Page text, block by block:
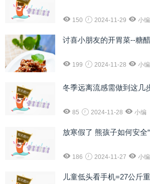
150 2024-11-29 小编
讨喜小朋友的开胃菜--糖醋
199 2024-11-28 小编
冬季远离流感需做到这几
85 2024-11-28 小编
放寒假了 熊孩子如何安全
186 2024-11-27 小编
儿童低头看手机=27公斤